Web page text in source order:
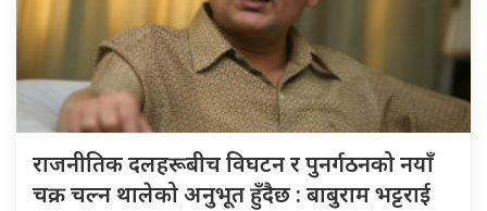
राजनीतिक दलहरूबीच विघटन र पुनर्गठनको नयाँ
चक्र चल्न थालेको अनुभूत हुँदैछ : बाबुराम भट्टराई